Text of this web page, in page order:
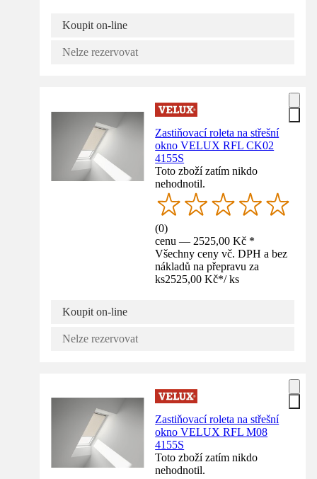
Koupit on-line
Nelze rezervovat
Zastiňovací roleta na střešní
okno VELUX RFL CK02
4155S
Toto zboží zatím nikdo
nehodnotil.
(0)
cenu — 2525,00 Kč *
Všechny ceny vč. DPH a bez
nákladů na přepravu za
ks2525,00 Kč*/ ks
Koupit on-line
Nelze rezervovat
Zastiňovací roleta na střešní
okno VELUX RFL M08
4155S
Toto zboží zatím nikdo
nehodnotil.